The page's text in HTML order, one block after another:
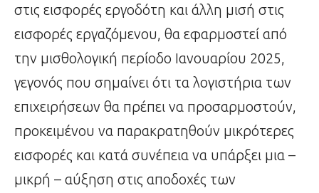
στις εισφορές εργοδότη και άλλη μισή στις
εισφορές εργαζόμενου, θα εφαρμοστεί από
την μισθολογική περίοδο Ιανουαρίου 2025,
γεγονός που σημαίνει ότι τα λογιστήρια των
επιχειρήσεων θα πρέπει να προσαρμοστούν,
προκειμένου να παρακρατηθούν μικρότερες
εισφορές και κατά συνέπεια να υπάρξει μια –
μικρή – αύξηση στις αποδοχές των